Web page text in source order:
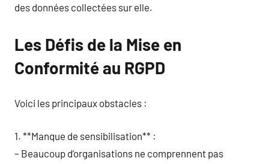
des données collectées sur elle.
Les Défis de la Mise en
Conformité au RGPD
Voici les principaux obstacles :
1. **Manque de sensibilisation** :
– Beaucoup d’organisations ne comprennent pas